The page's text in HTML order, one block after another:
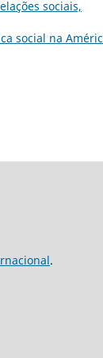
sociais,
social na
.